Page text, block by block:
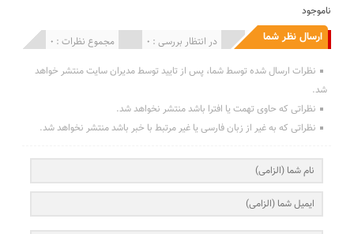
ناموجود
ارسال نظر شما مجموع نظرات : 0 در انتظار بررسی : 0 انتشار یافته : 0
نظرات ارسال شده توسط شما، پس از تایید توسط مدیران سایت منتشر خواهد
شد.
نظراتی که حاوی تهمت یا افترا باشد منتشر نخواهد شد.
نظراتی که به غیر از زبان فارسی یا غیر مرتبط با خبر باشد منتشر نخواهد شد.